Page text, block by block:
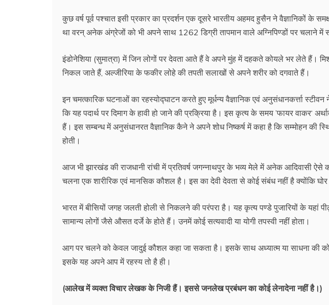
कुछ वर्ष पूर्व पश्चात इसी प्रकार का प्रदर्शन एक दूसरे भारतीय अहमद हुसैन ने वैज्ञानिकों के
था वरन् अनेक अंग्रेजों को भी अपने साथ 1262 डिग्री तापमान वाले अग्निपिण्डों पर चलाने में
इंडोनेशिया (सुमात्रा) में जिन लोगों पर देवता आते हैं वे अपने मुंह में दहकते कोयले भर लेते हैं।
निकल जाते हैं, अल्जीरिया के फकीर लोहे की तपती सलाखों से अपने शरीर को दगवाते हैं।
इन चमत्कारिक घटनाओं का रहस्योद्घाटन करते हुए मूर्धन्य वैज्ञानिक एवं अनुसंधानकर्त्ता स्टीवन
कि यह पदार्थ पर दिमाग के हावी हो जाने की प्रक्रिया है। इस कृत्य के समय ’फायर वाकर‘
हैं। इस सम्बन्ध में अनुसंधानरत वैज्ञानिक कैने ने अपने शोध निष्कर्ष में कहा है कि सम्मोहन की
होती।
आज भी झारखंड की राजधानी रांची में प्रतिवर्ष जगन्नाथपुर के भव्य मेले में अनेक आदिवासी ऐसे
चलना एक शारीरिक एवं मानसिक कौशल है। इस का देवी देवता से कोई संबंध नहीं है क्योंकि
भारत में बीसियों जगह जलती होली से निकलने की परंपरा है। यह कृत्य पण्डे पुजारियों के यहां
सामान्य लोगों जैसे औसत दर्जे के होते हैं। उनमें कोई सत्यवादी या योगी तपस्वी नहीं होता।
आग पर चलने को केवल जादुई कौशल कहा जा सकता है। इसके साथ अध्यात्म या साधना की
इसके यह अपने आप में रहस्य तो है ही।
(आलेख में व्यक्त विचार लेखक के निजी हैं। इससे जनलेख प्रबंधन का कोई लेनादेना नहीं है।)